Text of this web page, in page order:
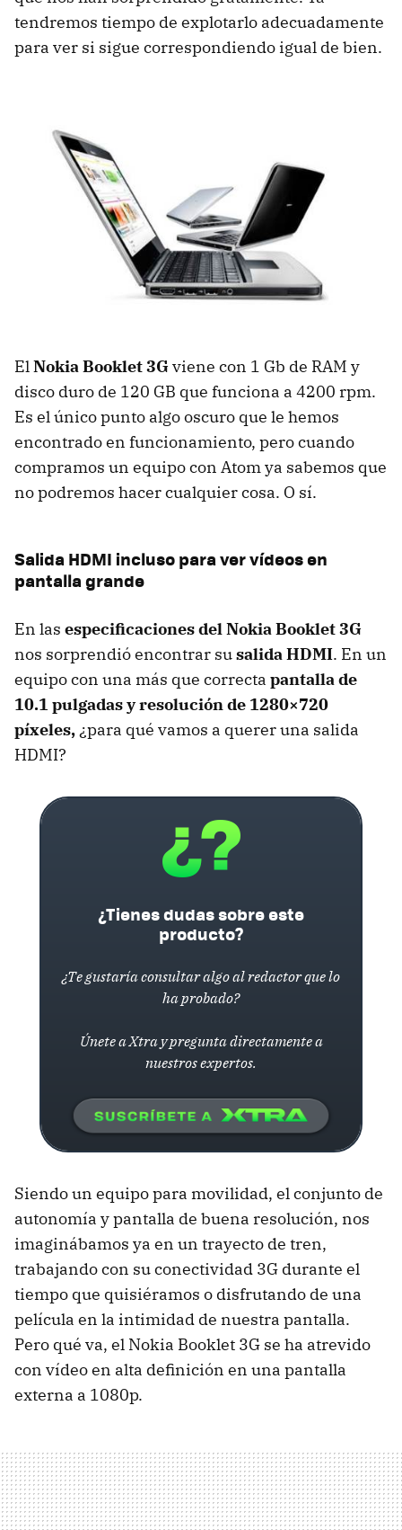
tendremos tiempo de explotarlo adecuadamente
para ver si sigue correspondiendo igual de bien.
ElNokia Booklet 3Gviene con 1 Gb de RAM y
disco duro de 120 GB que funciona a 4200 rpm.
Es el único punto algo oscuro que le hemos
encontrado en funcionamiento, pero cuando
compramos un equipo con Atom ya sabemos que
no podremos hacer cualquier cosa. O sí.
SalidaHDMI incluso para ver vídeos en
pantalla grande
En las especificaciones del Nokia Booklet 3G
nos sorprendió encontrar susalida HDMI. En un
equipo con una más que correcta pantalla de
10.1 pulgadas y resolución de 1280×720
píxeles,¿para qué vamos a querer una salida
HDMI?
¿Tienes dudas sobre este
producto?
¿Te gustaría consultar algo al redactor que lo
ha probado?
Únete a Xtra y pregunta directamente a
nuestros expertos.
Siendo un equipo para movilidad, el conjunto de
autonomía y pantalla de buena resolución, nos
imaginábamos ya en un trayecto de tren,
trabajando con su conectividad 3G durante el
tiempo que quisiéramos o disfrutando de una
película en la intimidad de nuestra pantalla.
Pero qué va, el Nokia Booklet 3G se ha atrevido
con vídeo en alta definición en una pantalla
externa a 1080p.